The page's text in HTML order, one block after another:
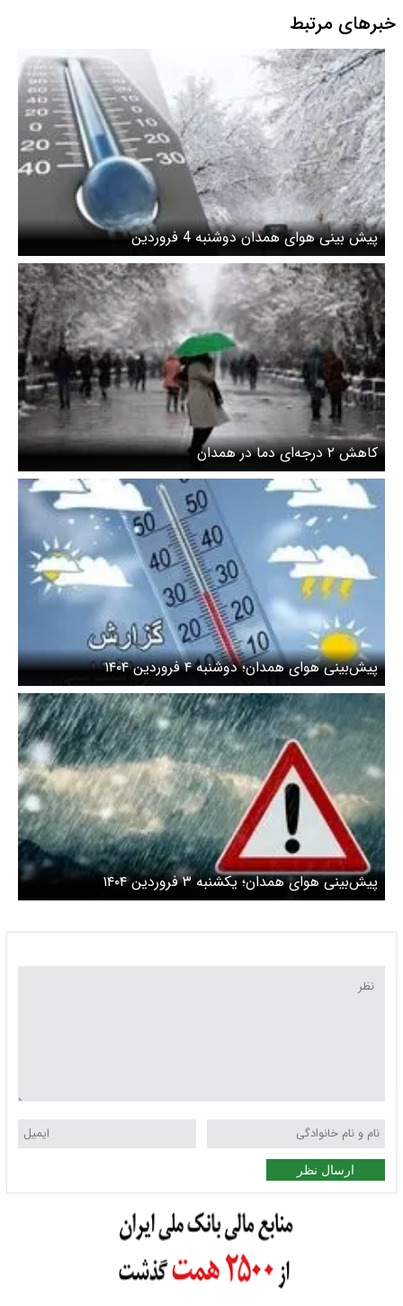
خبرهای مرتبط
پیش بینی هوای همدان دوشنبه 4 فروردین
کاهش ۲ درجه‌ای دما در همدان
پیش‌بینی هوای همدان؛ دوشنبه ۴ فروردین ۱۴۰۴
پیش‌بینی هوای همدان؛ یکشنبه ۳ فروردین ۱۴۰۴
ارسال نظر